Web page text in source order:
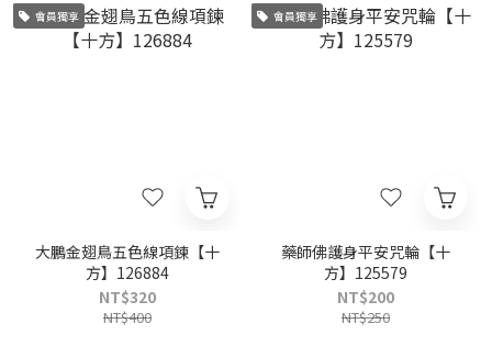
會員獨享
大鵬金翅鳥五色線項鍊【十
方】126884
NT$320
NT$400
會員獨享
藥師佛護身平安咒輪【十
方】125579
NT$200
NT$250